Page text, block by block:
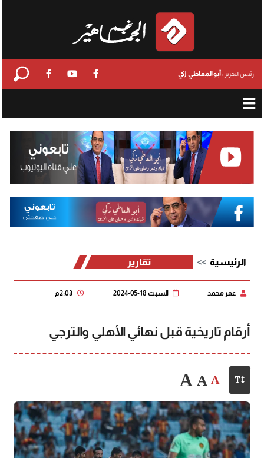
رئيس التحرير : أبو المعاطي زكي
الرئيسية تقارير
عمر محمد السبت 18-05-2024 2:03 م
أرقام تاريخية قبل نهائي الأهلي والترجي
A
A
A